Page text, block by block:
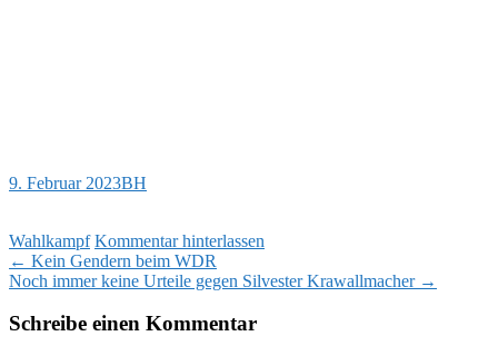
9. Februar 2023BH
Wahlkampf Kommentar hinterlassen
Beitragsnavigation
← Kein Gendern beim WDR
Noch immer keine Urteile gegen Silvester Krawallmacher →
Schreibe einen Kommentar